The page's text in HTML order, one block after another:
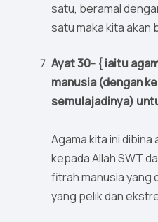
satu, beramal
Ayat 30- { iaitu
manusia (dengan
semulajadinya)
Agama kita ini
kepada Allah SWT
fitrah manusia yang
yang pelik dan